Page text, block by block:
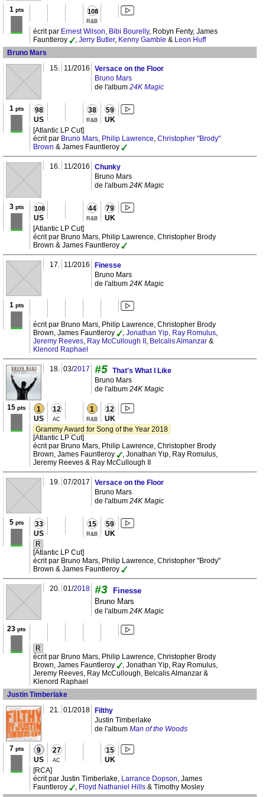
1 pts 108
R&B
écrit par Ernest Wilson, Bibi Bourelly, Robyn Fenty, James
Fauntleroy
, Jerry Butler, Kenny Gamble & Leon Huff
Bruno Mars
15. 11/2016
Versace on the Floor
Bruno Mars
de l'album 24K Magic
1 pts 98
US
38
R&B
59
UK
[Atlantic LP Cut]
écrit par Bruno Mars, Philip Lawrence, Christopher "Brody"
Brown & James Fauntleroy
16. 11/2016
Chunky
Bruno Mars
de l'album 24K Magic
3pts
108
US
44
R&B
79
UK
[Atlantic LP Cut]
écrit par Bruno Mars, Philip Lawrence, Christopher Brody
Brown & James Fauntleroy
17. 11/2016
Finesse
Bruno Mars
de l'album 24K Magic
1 pts
écrit par Bruno Mars, Philip Lawrence, Christopher Brody
Brown, James Fauntleroy
, Jonathan Yip, Ray Romulus,
Jeremy Reeves, Ray McCullough II , Belcalis Almanzar &
Klenord Raphael
18. 03/2017 #5 That's What I Like
Bruno Mars
de l'album 24K Magic
15 pts 1
US
12
AC
1
R&B
12
UK
Grammy Award for Song of the Year 2018
[Atlantic LP Cut]
écrit par Bruno Mars, Philip Lawrence, Christopher Brody
Brown, James Fauntleroy
, Jonathan Yip, Ray Romulus,
Jeremy Reeves & Ray McCullough II
19. 07/2017
Versace on the Floor
Bruno Mars
de l'album 24K Magic
5pts 33
US
15
R&B
59
UK
R
[Atlantic LP Cut]
écrit par Bruno Mars, Philip Lawrence, Christopher "Brody"
Brown & James Fauntleroy
20. 01/2018 #3
Finesse
Bruno Mars
de l'album 24K Magic
23 pts
R
écrit par Bruno Mars, Philip Lawrence, Christopher Brody
Brown, James Fauntleroy
, Jonathan Yip, Ray Romulus,
Jeremy Reeves, Ray McCullough, Belcalis Almanzar &
Klenord Raphael
Justin Timberlake
21. 01/2018
Filthy
Justin Timberlake
de l'album Man of the Woods
7 pts 9
US
27
AC
15
UK
[RCA]
écrit par Justin Timberlake, Larrance Dopson, James
Fauntleroy
, Floyd Nathaniel Hills & Timothy Mosley